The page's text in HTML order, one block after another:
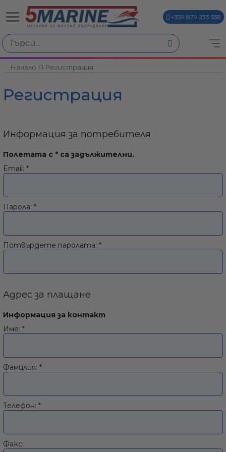
+359 879 233 558
Начало Регистрация
Регистрация
Информация за потребителя
Полетата с * са задължителни.
Email: *
Парола: *
Потвърдете паролата: *
Адрес за плащане
Информация за контакт
Име: *
Фамилия: *
Телефон: *
Факс: